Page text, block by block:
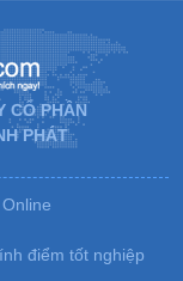
CỔ PHẦN
PHÁT
điểm tốt nghiệp